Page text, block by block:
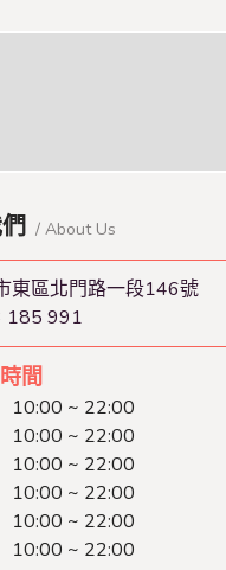
/ About Us
東區北門路一段146號
185 991
間
10:00 ~ 22:00
10:00 ~ 22:00
10:00 ~ 22:00
10:00 ~ 22:00
10:00 ~ 22:00
10:00 ~ 22:00